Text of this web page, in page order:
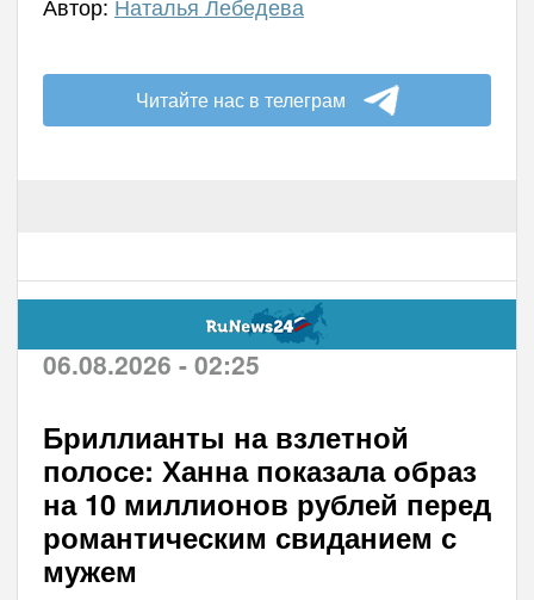
Читайте нас в телеграм
06.08.2026 - 02:25
Бриллианты на взлетной
полосе: Ханна показала образ
на 10 миллионов рублей перед
романтическим свиданием с
мужем